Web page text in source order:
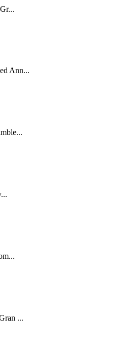
Ann...
...